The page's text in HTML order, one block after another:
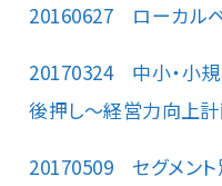
20160627 ローカル
20170324 中小・小規
後押し～経営力向上
20170509 セグメント